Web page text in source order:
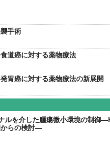
手術
道癌に対する薬物療法
胃癌に対する薬物療法の新展開
ルを介した腫瘍微小環境の制御
からの検討―